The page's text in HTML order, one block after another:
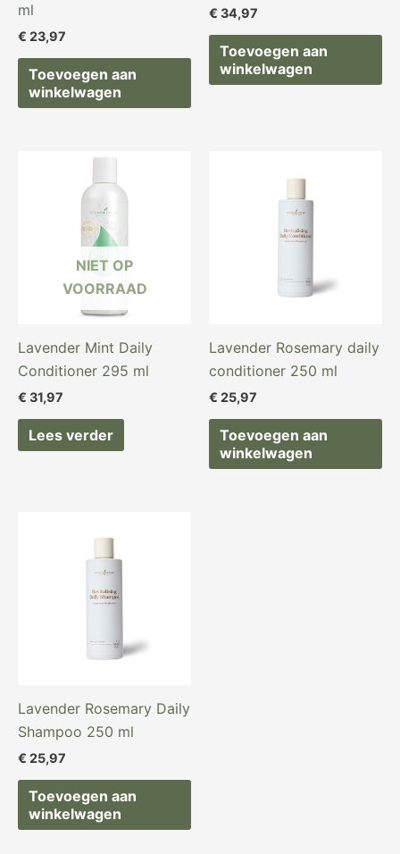
ml
€ 23,97
Toevoegen aan
winkelwagen
€ 34,97
Toevoegen aan
winkelwagen
NIET OP
VOORRAAD
Lavender Mint Daily
Conditioner 295 ml
€ 31,97
Lees verder
Lavender Rosemary daily
conditioner 250 ml
€ 25,97
Toevoegen aan
winkelwagen
Lavender Rosemary Daily
Shampoo 250 ml
€ 25,97
Toevoegen aan
winkelwagen